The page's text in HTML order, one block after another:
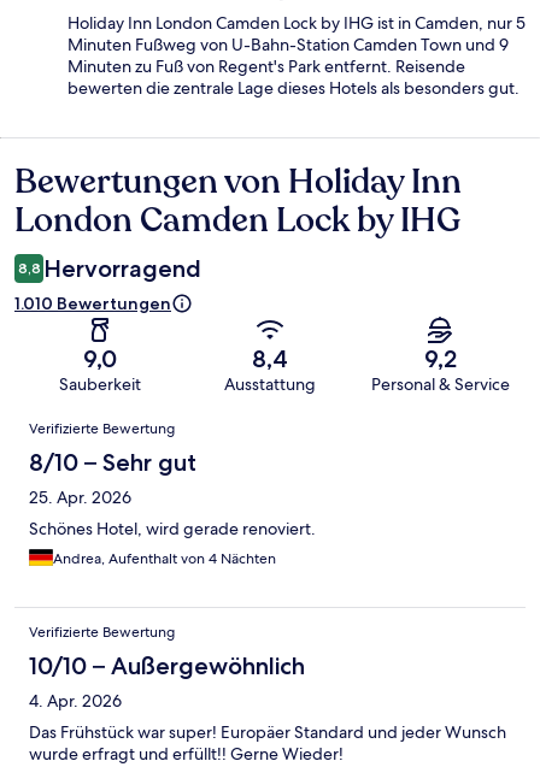
Holiday Inn London Camden Lock by IHG ist in Camden, nur 5
Minuten Fußweg von U-Bahn-Station Camden Town und 9
Minuten zu Fuß von Regent's Park entfernt. Reisende
bewerten die zentrale Lage dieses Hotels als besonders gut.
Bewertungen
Bewertungen von Holiday Inn
London Camden Lock by IHG
8,8 Hervorragend
1.010 Bewertungen
9,0
Sauberkeit
8,4
Ausstattung
9,2
Personal & Service
Bewertungen
Verifizierte Bewertung
8/10 – Sehr gut
25. Apr. 2026
Schönes Hotel, wird gerade renoviert.
Andrea, Aufenthalt von 4 Nächten
Verifizierte Bewertung
10/10 – Außergewöhnlich
4. Apr. 2026
Das Frühstück war super! Europäer Standard und jeder Wunsch
wurde erfragt und erfüllt!! Gerne Wieder!